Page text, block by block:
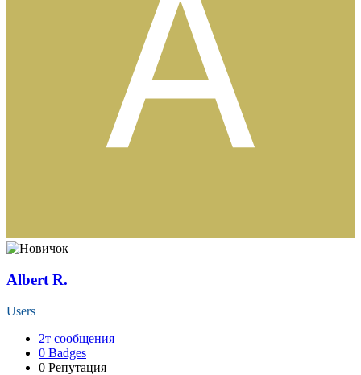
Albert R.
Users
2т сообщения
0 Badges
0 Репутация